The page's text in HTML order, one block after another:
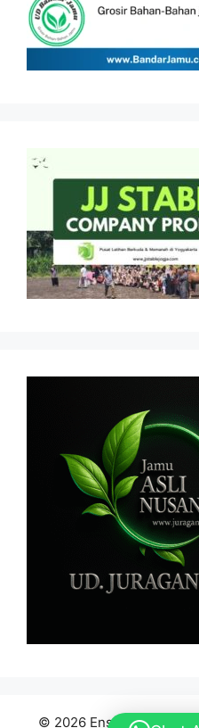
© 2026 Ensiklopedia